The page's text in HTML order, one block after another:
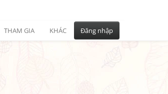
THAM GIA KHÁC Đăng nhập